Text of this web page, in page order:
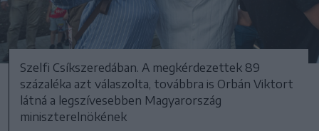
Szelfi Csíkszeredában. A megkérdezettek 89
százaléka azt válaszolta, továbbra is Orbán Viktort
látná a legszívesebben Magyarország
miniszterelnökének